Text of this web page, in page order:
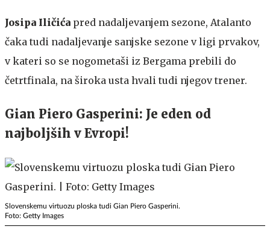
Josipa Iličića pred nadaljevanjem sezone, Atalanto
čaka tudi nadaljevanje sanjske sezone v ligi prvakov,
v kateri so se nogometaši iz Bergama prebili do
četrtfinala, na široka usta hvali tudi njegov trener.
Gian Piero Gasperini: Je eden od
najboljših v Evropi!
Slovenskemu virtuozu ploska tudi Gian Piero Gasperini.
Foto: Getty Images